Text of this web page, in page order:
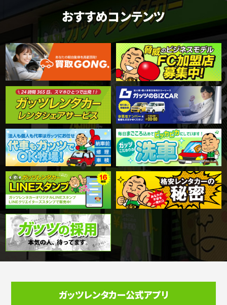
おすすめコンテンツ
ガッツレンタカー公式アプリ